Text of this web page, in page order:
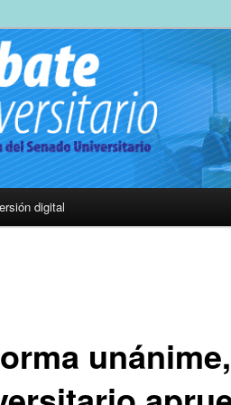
una publicación oficial del Senado
comunidad universitaria de los
Es por ello que cuenta con
cada artículo y enviar sus
digital